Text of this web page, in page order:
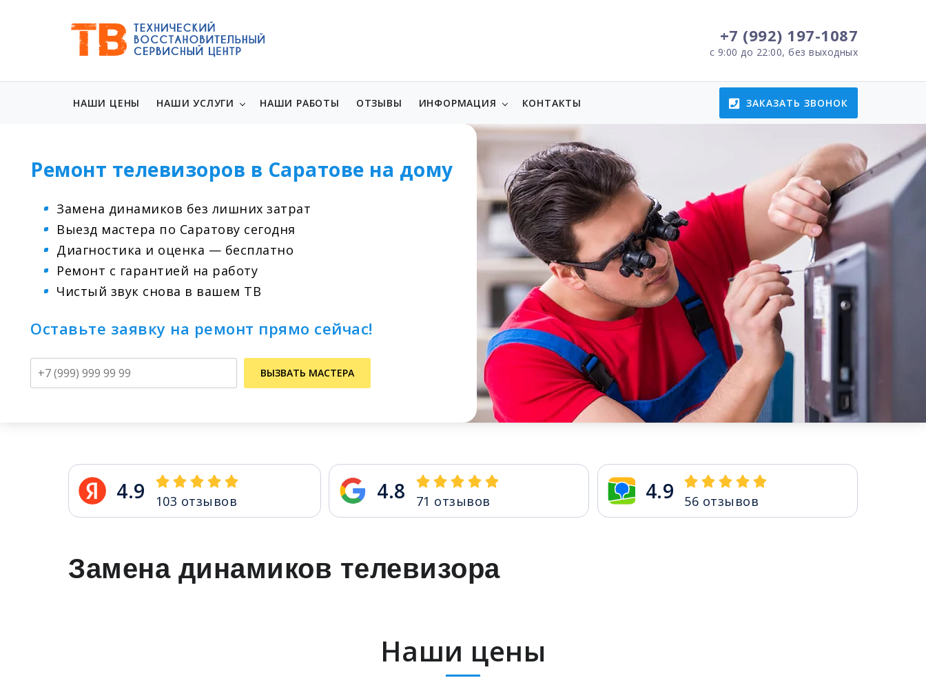
+7 (992) 197-1087
с 9:00 до 22:00, без выходных
НАШИ ЦЕНЫ НАШИ УСЛУГИ НАШИ РАБОТЫ ОТЗЫВЫ ИНФОРМАЦИЯ КОНТАКТЫ ЗАКАЗАТЬ ЗВОНОК
Ремонт телевизоров в Саратове на дому
Замена динамиков без лишних затрат
Выезд мастера по Саратову сегодня
Диагностика и оценка — бесплатно
Ремонт с гарантией на работу
Чистый звук снова в вашем ТВ
Оставьте заявку на ремонт прямо сейчас!
ВЫЗВАТЬ МАСТЕРА
4.9 103 отзывов 4.8 71 отзывов 4.9 56 отзывов
Замена динамиков телевизора
Наши цены